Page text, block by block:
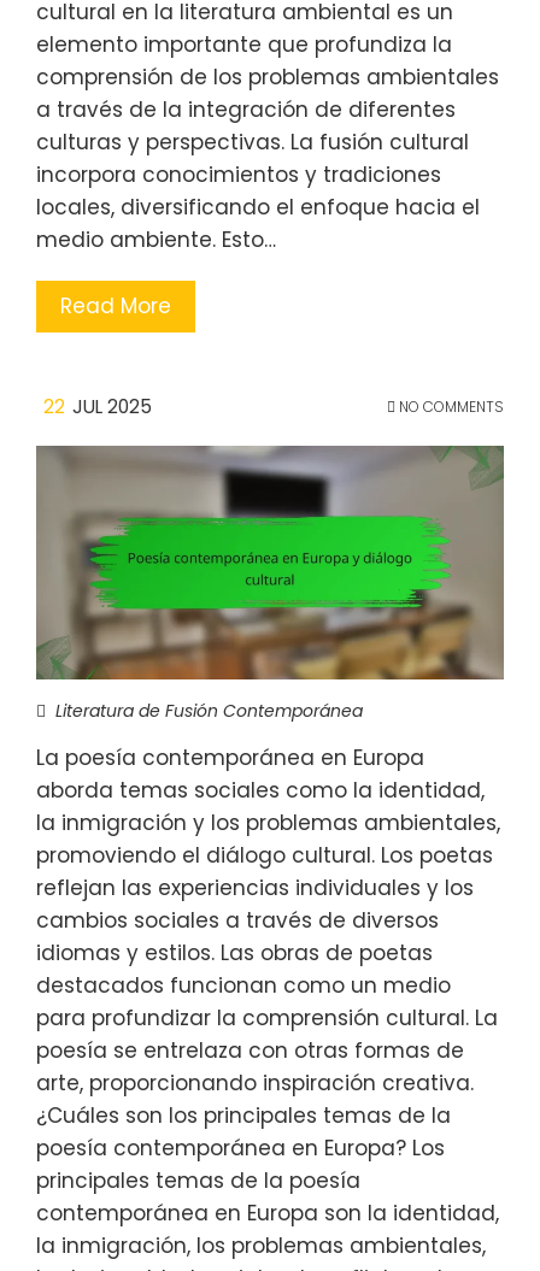
cultural en la literatura ambiental es un
elemento importante que profundiza la
comprensión de los problemas ambientales
a través de la integración de diferentes
culturas y perspectivas. La fusión cultural
incorpora conocimientos y tradiciones
locales, diversificando el enfoque hacia el
medio ambiente. Esto…
Read More
22 JUL 2025 NO COMMENTS
Literatura de Fusión Contemporánea
La poesía contemporánea en Europa
aborda temas sociales como la identidad,
la inmigración y los problemas ambientales,
promoviendo el diálogo cultural. Los poetas
reflejan las experiencias individuales y los
cambios sociales a través de diversos
idiomas y estilos. Las obras de poetas
destacados funcionan como un medio
para profundizar la comprensión cultural. La
poesía se entrelaza con otras formas de
arte, proporcionando inspiración creativa.
¿Cuáles son los principales temas de la
poesía contemporánea en Europa? Los
principales temas de la poesía
contemporánea en Europa son la identidad,
la inmigración, los problemas ambientales,